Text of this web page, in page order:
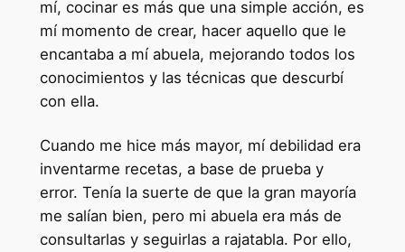
mí, cocinar es más que una simple acción, es
mí momento de crear, hacer aquello que le
encantaba a mí abuela, mejorando todos los
conocimientos y las técnicas que descurbí
con ella.
Cuando me hice más mayor, mí debilidad era
inventarme recetas, a base de prueba y
error. Tenía la suerte de que la gran mayoría
me salían bien, pero mi abuela era más de
consultarlas y seguirlas a rajatabla. Por ello,